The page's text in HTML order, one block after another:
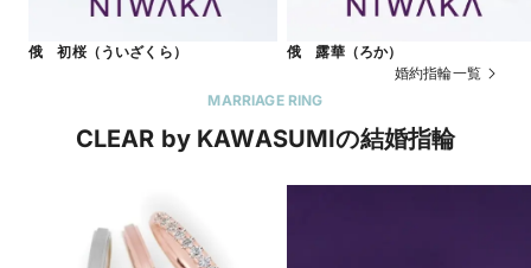
俄 初桜（ういざくら）
俄 露華（ろか）
婚約指輪一覧
MARRIAGE RING
CLEAR by KAWASUMIの結婚指輪